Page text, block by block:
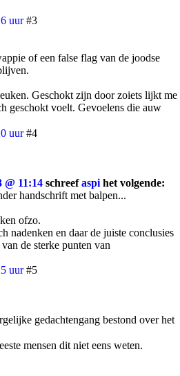
uur #3
of een false flag van de joodse
Geschokt zijn door zoiets lijkt me
geschokt voelt. Gevoelens die auw
uur #4
11:14 schreefaspi het volgende:
handschrift met balpen...
ofzo.
nadenken en daar de juiste conclusies
de sterke punten van
uur #5
gedachtengang bestond over het
mensen dit niet eens weten.